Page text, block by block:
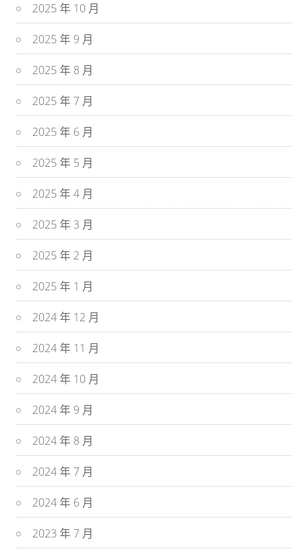
2025 年 10 月
2025 年 9 月
2025 年 8 月
2025 年 7 月
2025 年 6 月
2025 年 5 月
2025 年 4 月
2025 年 3 月
2025 年 2 月
2025 年 1 月
2024 年 12 月
2024 年 11 月
2024 年 10 月
2024 年 9 月
2024 年 8 月
2024 年 7 月
2024 年 6 月
2023 年 7 月